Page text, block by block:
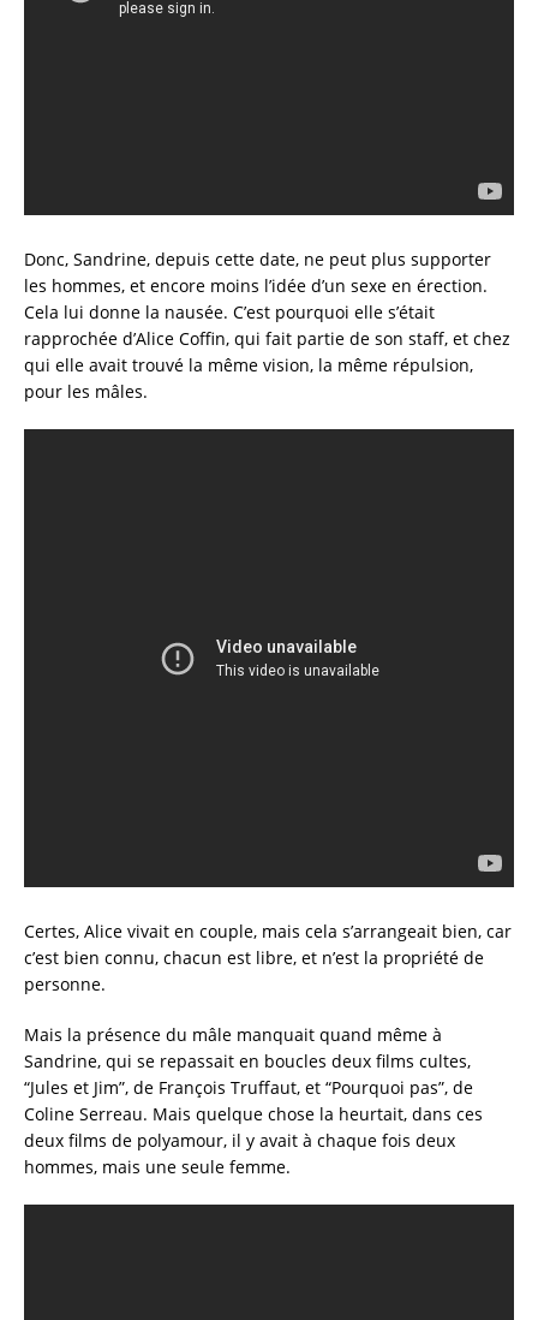
Donc, Sandrine, depuis cette date, ne peut plus supporter
les hommes, et encore moins l’idée d’un sexe en érection.
Cela lui donne la nausée. C’est pourquoi elle s’était
rapprochée d’Alice Coffin, qui fait partie de son staff, et chez
qui elle avait trouvé la même vision, la même répulsion,
pour les mâles.
Certes, Alice vivait en couple, mais cela s’arrangeait bien, car
c’est bien connu, chacun est libre, et n’est la propriété de
personne.
Mais la présence du mâle manquait quand même à
Sandrine, qui se repassait en boucles deux films cultes,
“Jules et Jim”, de François Truffaut, et “Pourquoi pas”, de
Coline Serreau. Mais quelque chose la heurtait, dans ces
deux films de polyamour, il y avait à chaque fois deux
hommes, mais une seule femme.